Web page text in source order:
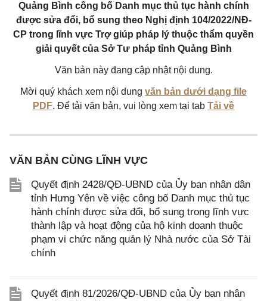
Quảng Bình công bố Danh mục thủ tục hành chính
được sửa đổi, bổ sung theo Nghị định 104/2022/NĐ-
CP trong lĩnh vực Trợ giúp pháp lý thuộc thẩm quyền
giải quyết của Sở Tư pháp tỉnh Quảng Bình
Văn bản này đang cập nhật nội dung.
Mời quý khách xem nội dung văn bản dưới dạng file
PDF. Để tải văn bản, vui lòng xem tại tab Tải về
VĂN BẢN CÙNG LĨNH VỰC
Quyết định 2428/QĐ-UBND của Ủy ban nhân dân
tỉnh Hưng Yên về việc công bố Danh mục thủ tục
hành chính được sửa đổi, bổ sung trong lĩnh vực
thành lập và hoạt động của hộ kinh doanh thuộc
phạm vi chức năng quản lý Nhà nước của Sở Tài
chính
Quyết định 81/2026/QĐ-UBND của Ủy ban nhân